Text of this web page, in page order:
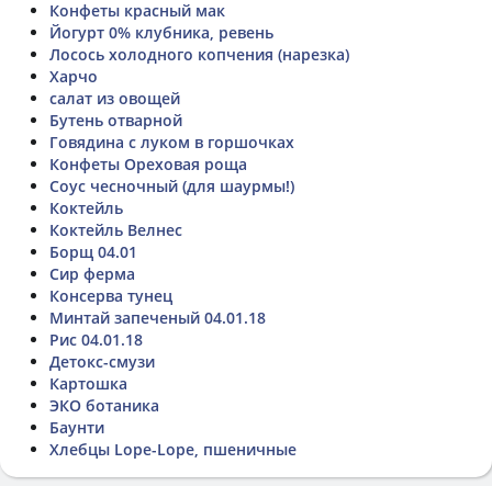
Конфеты красный мак
Йогурт 0% клубника, ревень
Лосось холодного копчения (нарезка)
Харчо
салат из овощей
Бутень отварной
Говядина с луком в горшочках
Конфеты Ореховая роща
Соус чесночный (для шаурмы!)
Коктейль
Коктейль Велнес
Борщ 04.01
Сир ферма
Консерва тунец
Минтай запеченый 04.01.18
Рис 04.01.18
Детокс-смузи
Картошка
ЭКО ботаника
Баунти
Хлебцы Lope-Lope, пшеничные